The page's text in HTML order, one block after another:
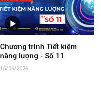
Chương trình Tiết kiệm
năng lượng - Số 11
15/06/2026